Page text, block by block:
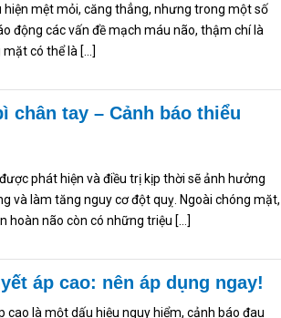
hiện mệt mỏi, căng thẳng, nhưng trong một số
động các vấn đề mạch máu não, thậm chí là
mặt có thể là […]
chân tay – Cảnh báo thiểu
phát hiện và điều trị kịp thời sẽ ảnh hưởng
và làm tăng nguy cơ đột quỵ. Ngoài chóng mặt,
hoàn não còn có những triệu […]
áp cao: nên áp dụng ngay!
cao là một dấu hiệu nguy hiểm, cảnh báo đau